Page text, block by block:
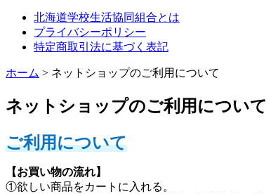
北海道学校生活協同組合とは
プライバシーポリシー
特定商取引法に基づく表記
ホーム > ネットショップのご利用について
ネットショップのご利用について
ご利用について
【お買い物の流れ】
①欲しい商品をカートに入れる。